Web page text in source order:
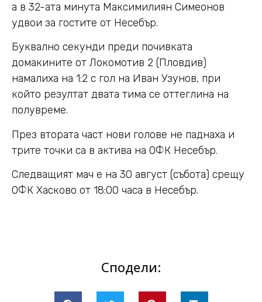
а в 32-ата минута Максимилиян Симеонов
удвои за гостите от Несебър.
Буквално секунди преди почивката
домакините от Локомотив 2 (Пловдив)
намалиха на 1:2 с гол на Иван Узунов, при
който резултат двата тима се оттеглина на
полувреме.
През втората част нови голове не паднаха и
трите точки са в актива на ОФК Несебър.
Следващият мач е на 30 август (събота) срещу
ОФК Хасково от 18:00 часа в Несебър.
Сподели: